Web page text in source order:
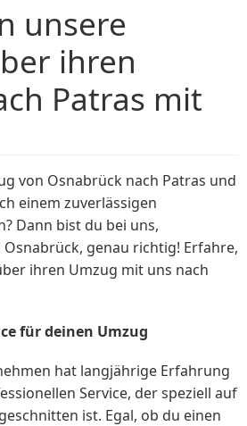
unsere
ihren
Patras mit
von Osnabrück nach Patras und
einem zuverlässigen
Dann bist du bei uns,
genau richtig! Erfahre,
ihren Umzug mit uns nach
für deinen Umzug
hat langjährige Erfahrung
Service, der speziell auf
ist. Egal, ob du einen